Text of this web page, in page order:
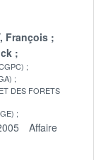
François
DES FORETS
Affaire